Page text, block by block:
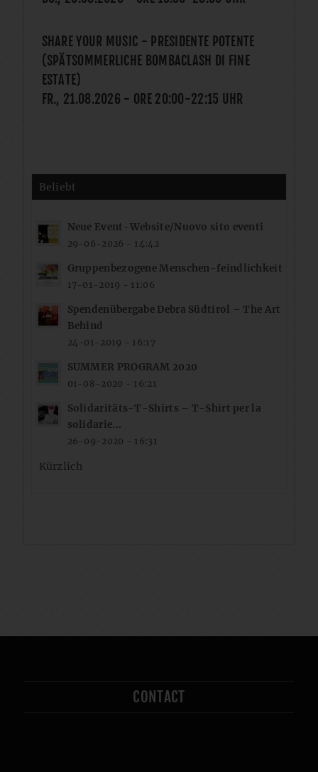
SHARE YOUR MUSIC - PRESIDENTE POTENTE
(SPÄTSOMMERLICHE BOMBACLASH DI FINE
ESTATE)
FR., 21.08.2026 - ORE 20:00-22:15 UHR
Beliebt
Neue Event-Website/Nuovo sito eventi
29-06-2026 - 14:42
Gruppenbezogene Menschen-feindlichkeit
17-01-2019 - 11:06
Spendenübergabe Debra Südtirol – The Art
Behind
24-01-2019 - 16:17
SUMMER PROGRAM 2020
01-08-2020 - 16:21
Solidaritäts-T-Shirts – T-Shirt per la
solidarie...
26-09-2020 - 16:31
Kürzlich
CONTACT